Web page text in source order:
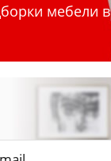
мебели в